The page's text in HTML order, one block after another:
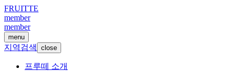
FRUITTE
member
member
menu
지역검색 close
프루떼 소개